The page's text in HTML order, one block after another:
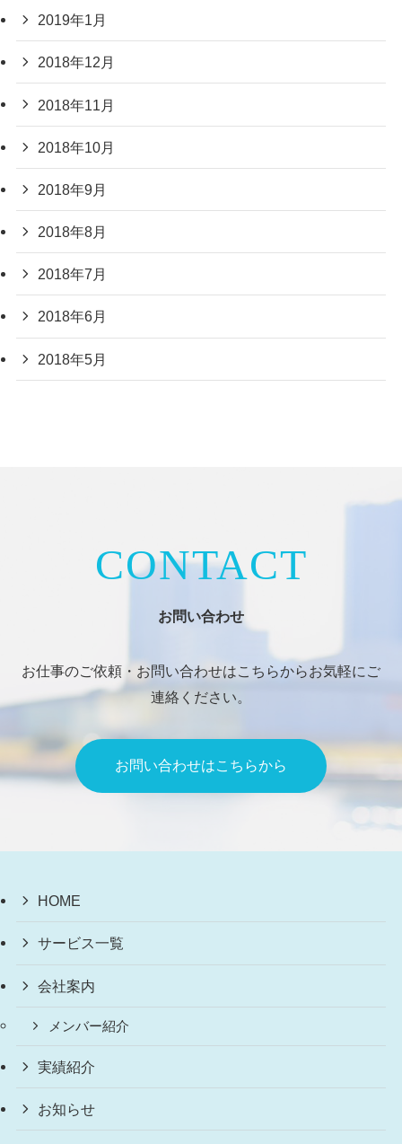
2019年1月
2018年12月
2018年11月
2018年10月
2018年9月
2018年8月
2018年7月
2018年6月
2018年5月
CONTACT
お問い合わせ
お仕事のご依頼・お問い合わせはこちらからお気軽にご
連絡ください。
お問い合わせはこちらから
HOME
サービス一覧
会社案内
メンバー紹介
実績紹介
お知らせ